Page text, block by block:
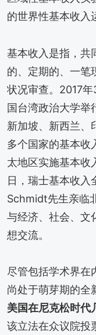
的世界性基本收入
基本收入是指，共
的、定期的、一笔
状况审查。2017
国台湾政治大学举
新加坡、新西兰、
多个国家的基本收
太地区实施基本收
日，瑞士基本收入
Schmidt先生亲临
与经济、社会、文
想交流。
尽管包括学术界在
尚处于萌芽期的全
美国在尼克松时代
该立法在众议院投